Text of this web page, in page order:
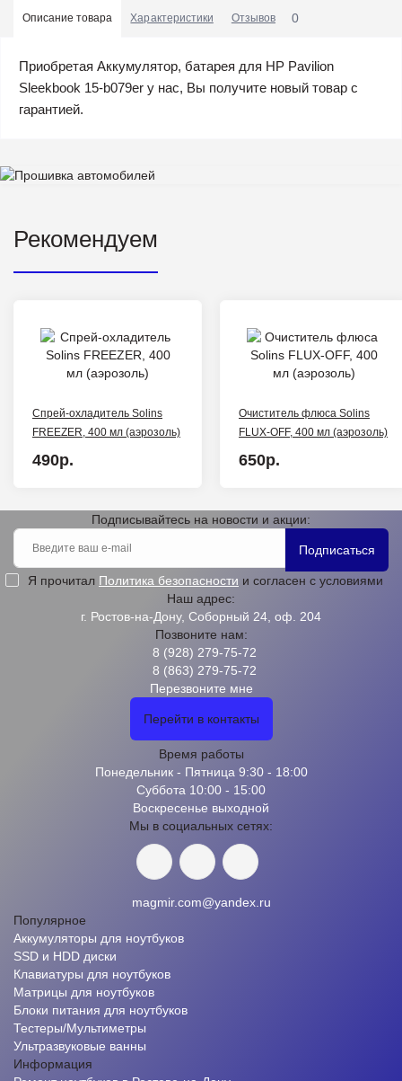
Описание товара Характеристики Отзывов 0
Приобретая Аккумулятор, батарея для HP Pavilion
Sleekbook 15-b079er у нас, Вы получите новый товар с
гарантией.
Рекомендуем
Спрей-охладитель Solins
FREEZER, 400 мл (аэрозоль)
490р.
Очиститель флюса Solins
FLUX-OFF, 400 мл (аэрозоль)
650р.
Подписывайтесь на новости и акции:
Подписаться
Я прочитал Политика безопасности и согласен с условиями
Наш адрес:
г. Ростов-на-Дону, Соборный 24, оф. 204
Позвоните нам:
8 (928) 279-75-72
8 (863) 279-75-72
Перезвоните мне
Перейти в контакты
Время работы
Понедельник - Пятница 9:30 - 18:00
Суббота 10:00 - 15:00
Воскресенье выходной
Мы в социальных сетях:
magmir.com@yandex.ru
Популярное
Аккумуляторы для ноутбуков
SSD и HDD диски
Клавиатуры для ноутбуков
Матрицы для ноутбуков
Блоки питания для ноутбуков
Тестеры/Мультиметры
Ультразвуковые ванны
Информация